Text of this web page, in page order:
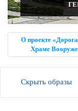
О проекте
Храме
Скрыть образы